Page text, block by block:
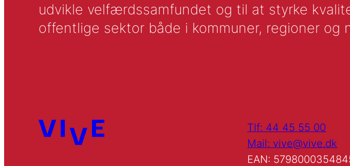
udvikle velfærdssamfundet og til at styrke
offentlige sektor både i kommuner, regioner og
Tlf: 44 45 55 00
Mail: vive@vive.dk
EAN: